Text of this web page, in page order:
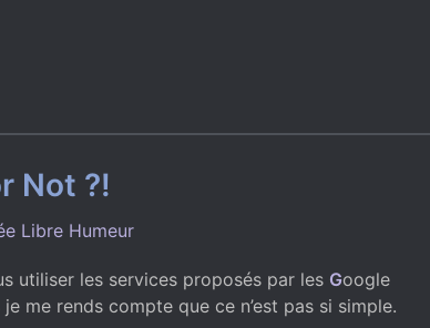
Not ?!
Libre Humeur
utiliser les services proposés par les Google
me rends compte que ce n’est pas si simple.